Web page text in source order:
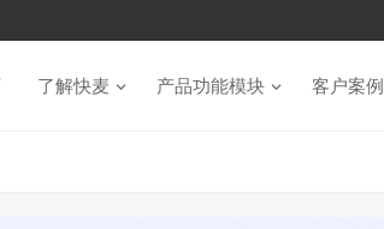
了解快麦 产品功能模块 客户案例